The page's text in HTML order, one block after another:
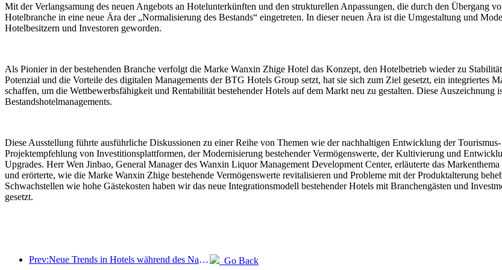
Mit der Verlangsamung des neuen Angebots an Hotelunterkünften und den strukturellen Anpassungen, die durch den Übergang
Hotelbranche in eine neue Ära der „Normalisierung des Bestands“ eingetreten. In dieser neuen Ära ist die Umgestaltung und
Hotelbesitzern und Investoren geworden.
Als Pionier in der bestehenden Branche verfolgt die Marke Wanxin Zhige Hotel das Konzept, den Hotelbetrieb wieder zu
Potenzial und die Vorteile des digitalen Managements der BTG Hotels Group setzt, hat sie sich zum Ziel gesetzt, ein integriertes
schaffen, um die Wettbewerbsfähigkeit und Rentabilität bestehender Hotels auf dem Markt neu zu gestalten. Diese
Bestandshotelmanagements.
Diese Ausstellung führte ausführliche Diskussionen zu einer Reihe von Themen wie der nachhaltigen Entwicklung der
Projektempfehlung von Investitionsplattformen, der Modernisierung bestehender Vermögenswerte, der Kultivierung und
Upgrades. Herr Wen Jinbao, General Manager des Wanxin Liquor Management Development Center, erläuterte das
und erörterte, wie die Marke Wanxin Zhige bestehende Vermögenswerte revitalisieren und Probleme mit der Produktalterung
Schwachstellen wie hohe Gästekosten haben wir das neue Integrationsmodell bestehender Hotels mit Branchengästen und
gesetzt.
Prev:Neue Trends in Hotels während des Nationalfeiertags 2024: Nach 2000 tragen Menschen Hanfu und übernachten im „State Guesthouse“, um Tee zu trinken und Kalligraphie zu lernen, um kulturelles Selbstvertrauen zu demonstrieren Go Back